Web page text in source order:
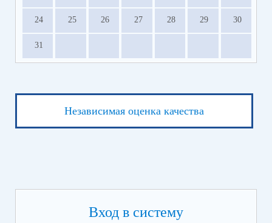
24 25 26 27 28 29 30
31
Независимая оценка качества
Вход в систему